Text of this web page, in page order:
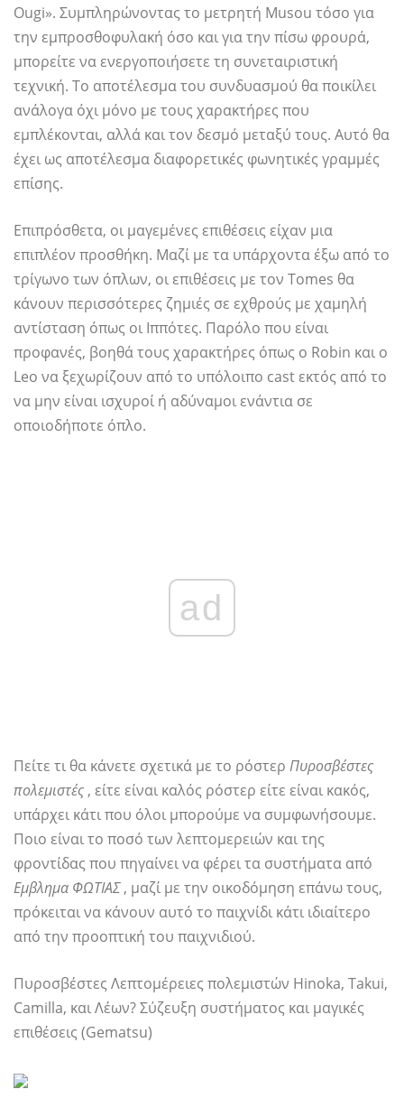
Ougi». Συμπληρώνοντας το μετρητή Musou τόσο για
την εμπροσθοφυλακή όσο και για την πίσω φρουρά,
μπορείτε να ενεργοποιήσετε τη συνεταιριστική
τεχνική. Το αποτέλεσμα του συνδυασμού θα ποικίλει
ανάλογα όχι μόνο με τους χαρακτήρες που
εμπλέκονται, αλλά και τον δεσμό μεταξύ τους. Αυτό θα
έχει ως αποτέλεσμα διαφορετικές φωνητικές γραμμές
επίσης.
Επιπρόσθετα, οι μαγεμένες επιθέσεις είχαν μια
επιπλέον προσθήκη. Μαζί με τα υπάρχοντα έξω από το
τρίγωνο των όπλων, οι επιθέσεις με τον Tomes θα
κάνουν περισσότερες ζημιές σε εχθρούς με χαμηλή
αντίσταση όπως οι Ιππότες. Παρόλο που είναι
προφανές, βοηθά τους χαρακτήρες όπως ο Robin και ο
Leo να ξεχωρίζουν από το υπόλοιπο cast εκτός από το
να μην είναι ισχυροί ή αδύναμοι ενάντια σε
οποιοδήποτε όπλο.
ad
Πείτε τι θα κάνετε σχετικά με το ρόστερ Πυροσβέστες
πολεμιστές , είτε είναι καλός ρόστερ είτε είναι κακός,
υπάρχει κάτι που όλοι μπορούμε να συμφωνήσουμε.
Ποιο είναι το ποσό των λεπτομερειών και της
φροντίδας που πηγαίνει να φέρει τα συστήματα από
Εμβλημα ΦΩΤΙΑΣ, μαζί με την οικοδόμηση επάνω τους,
πρόκειται να κάνουν αυτό το παιχνίδι κάτι ιδιαίτερο
από την προοπτική του παιχνιδιού.
Πυροσβέστες Λεπτομέρειες πολεμιστών Hinoka, Takui,
Camilla, και Λέων? Σύζευξη συστήματος και μαγικές
επιθέσεις (Gematsu)